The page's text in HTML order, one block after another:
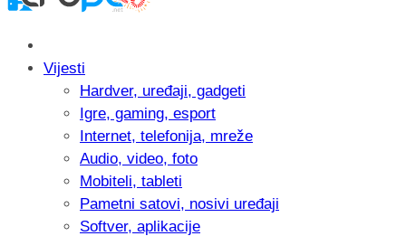
Vijesti
Hardver, uređaji, gadgeti
Igre, gaming, esport
Internet, telefonija, mreže
Audio, video, foto
Mobiteli, tableti
Pametni satovi, nosivi uređaji
Softver, aplikacije